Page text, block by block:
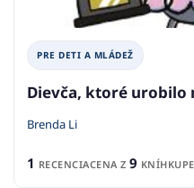
PRE DETI A MLÁDEŽ
Dievča, ktoré urobilo
Brenda Li
1 RECENCIACENA Z 9